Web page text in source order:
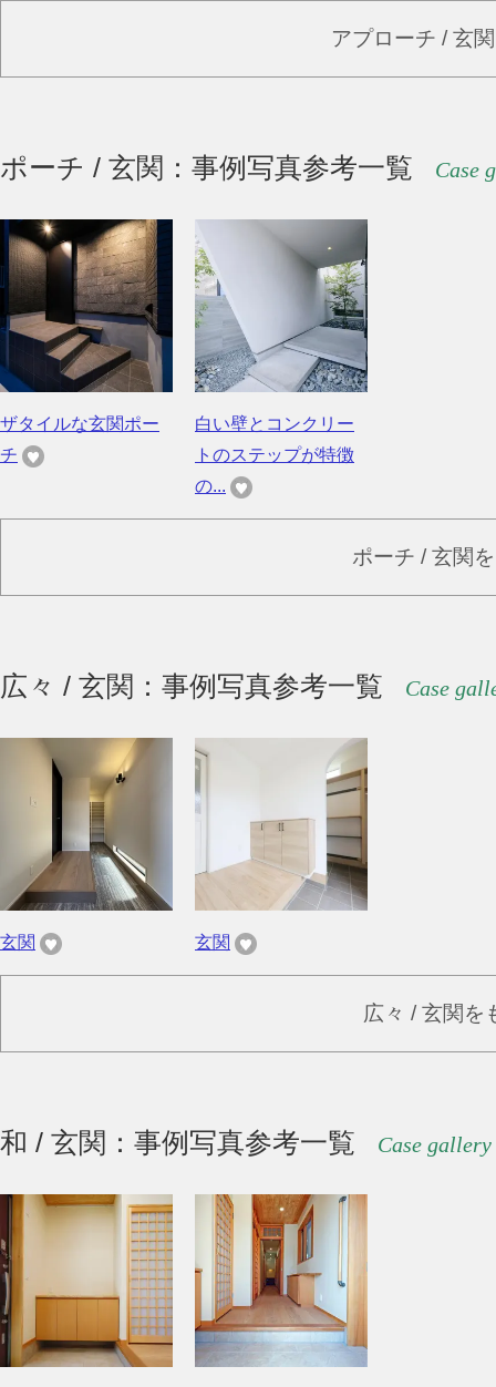
アプローチ / 玄
ポーチ / 玄関：事例写真参考一覧 Case
ザタイルな玄関ポー
チ
白い壁とコンクリー
トのステップが特徴
の...
ポーチ / 玄関
広々 / 玄関：事例写真参考一覧 Case
玄関 玄関
広々 / 玄関を
和 / 玄関：事例写真参考一覧 Case gallery